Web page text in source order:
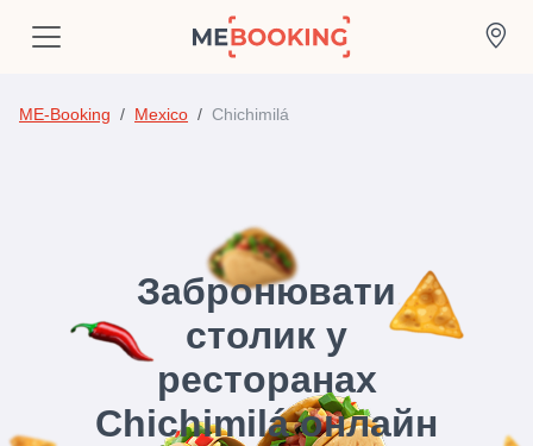
ME-Booking Mexico Chichimilá
Забронювати
столик у
ресторанах
Chichimilá онлайн